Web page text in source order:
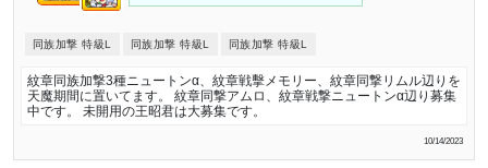
同族加撃 特級L 同族加撃 特級L 同族加撃 特級L
紋章同族加撃3種ニュートンα、紋章戦擊メモリー、紋章同撃リムル辺りを
天魔期間に置いてます。 紋章同撃アムロ、紋章戦撃ニュートンα辺り募集
中です。 未開用の王昭君は大募集です。
10/14/2023